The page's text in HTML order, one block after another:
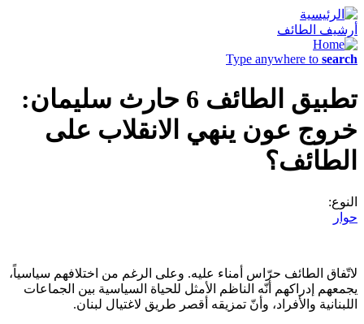
أرشيف الطائف
Type anywhere to search
تطبيق الطائف 6 حارث سليمان:
خروج عون ينهي الانقلاب على
الطائف؟
النوع:
حوار
لاتّفاق الطائف حرّاس أمناء عليه. وعلى الرغم من اختلافهم سياسياً،
يجمعهم إدراكهم أنّه الناظم الأمثل للحياة السياسية بين الجماعات
اللبنانية والأفراد، وأنّ تمزيقه أقصر طريق لاغتيال لبنان.